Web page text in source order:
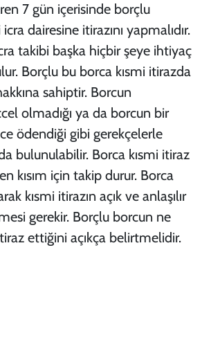
7 gün içerisinde borçlu
dairesine itirazını yapmalıdır.
takibi başka hiçbir şeye ihtiyaç
Borçlu bu borca kısmi itirazda
sahiptir. Borcun
olmadığı ya da borcun bir
ödendiği gibi gerekçelerle
bulunulabilir. Borca kısmi itiraz
kısım için takip durur. Borca
kısmi itirazın açık ve anlaşılır
gerekir. Borçlu borcun ne
ettiğini açıkça belirtmelidir.